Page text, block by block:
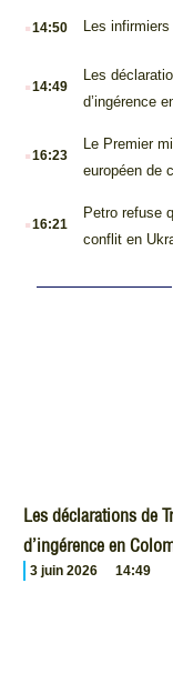
.14:50 Les
.14:49
Les
d’ingérence
.16:23
Le Premier
européen de
.16:21
Petro refuse
conflit en
Les déclarations de
d’ingérence en
3 juin 2026 14:49